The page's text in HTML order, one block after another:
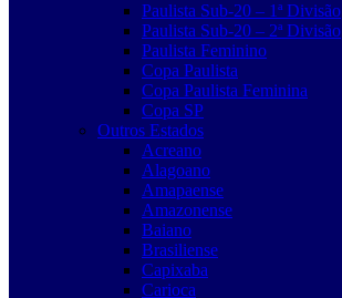
Paulista Sub-20 – 1ª Divisão
Paulista Sub-20 – 2ª Divisão
Paulista Feminino
Copa Paulista
Copa Paulista Feminina
Copa SP
Outros Estados
Acreano
Alagoano
Amapaense
Amazonense
Baiano
Brasiliense
Capixaba
Carioca